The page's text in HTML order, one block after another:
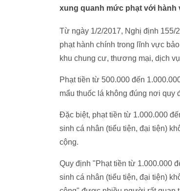
xung quanh mức phạt với hành
Từ ngày 1/2/2017, Nghị định
phạt hành chính trong lĩnh vực
khu chung cư, thương mại, dịch
Phạt tiền từ 500.000 đến
mẩu thuốc lá không đúng nơi quy
Đặc biệt, phạt tiền từ 1.000.000
sinh cá nhân (tiểu tiện, đại tiện)
cộng.
Quy định "Phạt tiền từ 1.000.000
sinh cá nhân (tiểu tiện, đại tiện)